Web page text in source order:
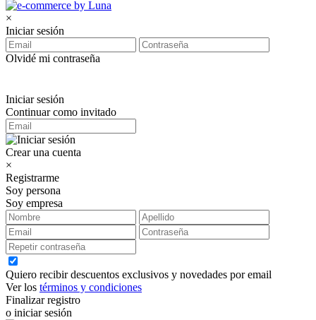
×
Iniciar sesión
Olvidé mi contraseña
Iniciar sesión
Continuar como invitado
Crear una cuenta
×
Registrarme
Soy persona
Soy empresa
Quiero recibir descuentos exclusivos y novedades por email
Ver los términos y condiciones
Finalizar registro
o iniciar sesión